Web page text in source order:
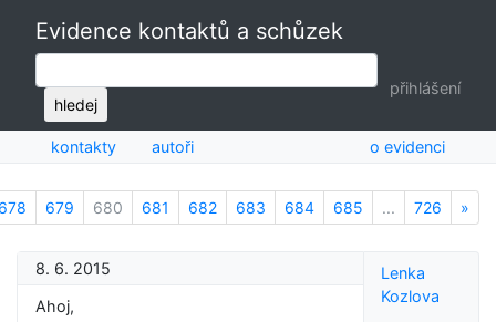
Evidence kontaktů a schůzek
hledej
přihlášení
kontakty autoři o evidenci
679 680 681 682 683 684 685 ... 726 »
8. 6. 2015
Ahoj,
Lenka
Kozlova